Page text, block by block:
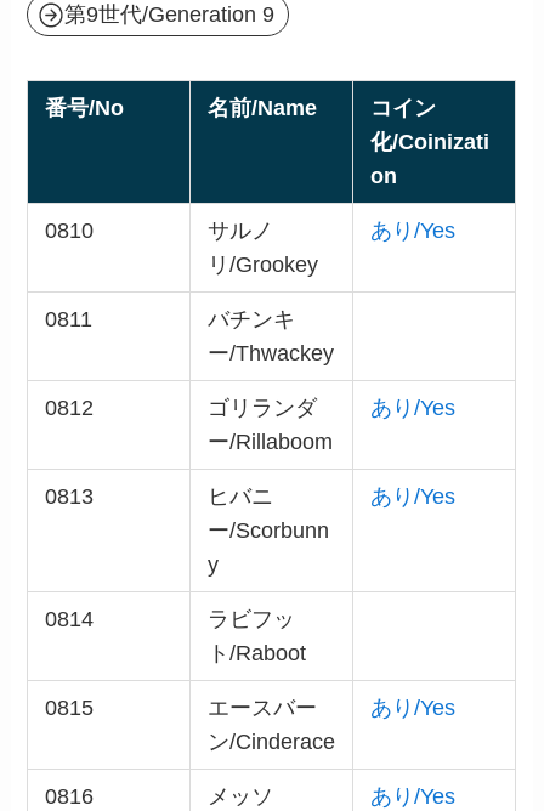
第9世代/Generation 9
番号/No 名前/Name
コイン
化/Coinizati
on
0810
サルノ
リ/Grookey
あり/Yes
0811
バチンキ
ー/Thwackey
0812
ゴリランダ
ー/Rillaboom
あり/Yes
0813
ヒバニ
ー/Scorbunn
y
あり/Yes
0814
ラビフッ
ト/Raboot
0815
エースバー
ン/Cinderace
あり/Yes
0816
メッソ
あり/Yes